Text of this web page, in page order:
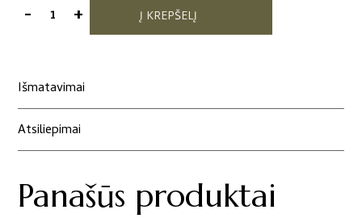
-produkto
iš
kolekcijos
+ Į KREPŠELĮ
Išmatavimai
Atsiliepimai
Panašūs produktai